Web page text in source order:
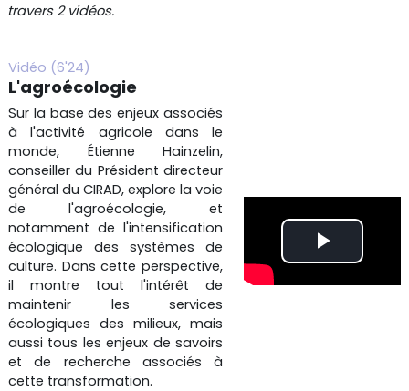
travers 2 vidéos.
Vidéo (6'24)
L'agroécologie
Sur la base des enjeux associés
à l'activité agricole dans le
monde, Étienne Hainzelin,
conseiller du Président directeur
général du CIRAD, explore la voie
de l'agroécologie, et
notamment de l'intensification
écologique des systèmes de
culture. Dans cette perspective,
il montre tout l'intérêt de
maintenir les services
écologiques des milieux, mais
aussi tous les enjeux de savoirs
et de recherche associés à
cette transformation.
L